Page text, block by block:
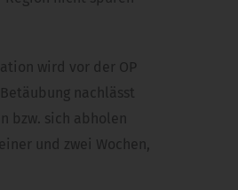
wird vor der OP
nachlässt
bzw. sich abholen
und zwei Wochen,